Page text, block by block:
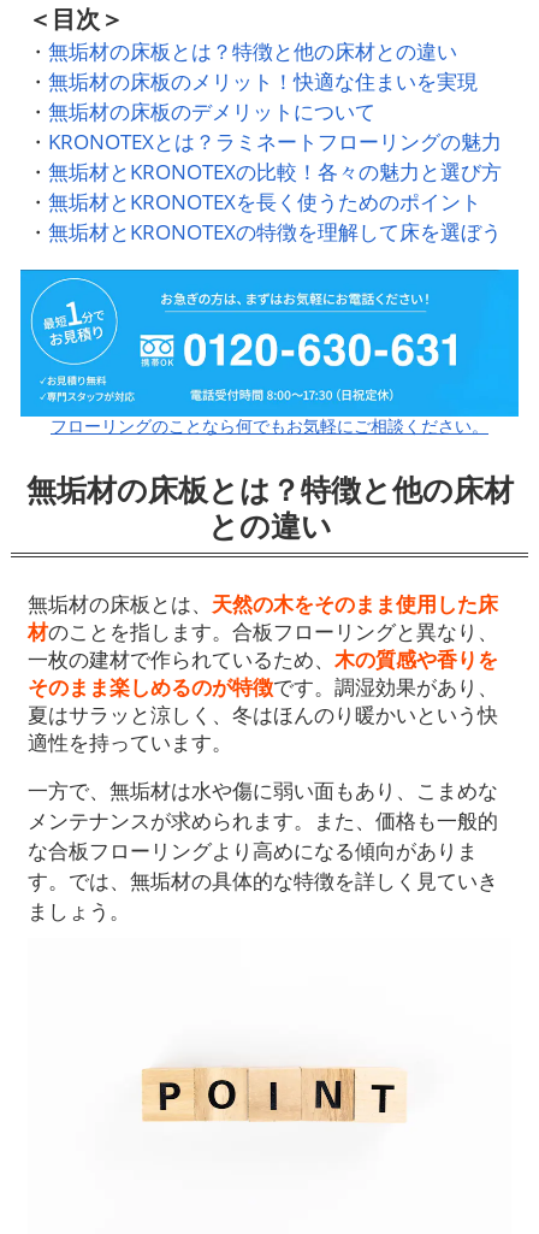
＜目次＞
・無垢材の床板とは？特徴と他の床材との違い
・無垢材の床板のメリット！快適な住まいを実現
・無垢材の床板のデメリットについて
・ KRONOTEXとは？ラミネートフローリングの魅力
・無垢材とKRONOTEXの比較！各々の魅力と選び方
・無垢材とKRONOTEXを長く使うためのポイント
・無垢材とKRONOTEXの特徴を理解して床を選ぼう
フローリングのことなら何でもお気軽にご相談ください。
無垢材の床板とは？特徴と他の床材
との違い
無垢材の床板とは、 天然の木をそのまま使用した床
材のことを指します。合板フローリングと異なり、
一枚の建材で作られているため、木の質感や香りを
そのまま楽しめるのが特徴です。調湿効果があり、
夏はサラッと涼しく、冬はほんのり暖かいという快
適性を持っています。
一方で、無垢材は水や傷に弱い面もあり、こまめな
メンテナンスが求められます。また、価格も一般的
な合板フローリングより高めになる傾向がありま
す。では、無垢材の具体的な特徴を詳しく見ていき
ましょう。